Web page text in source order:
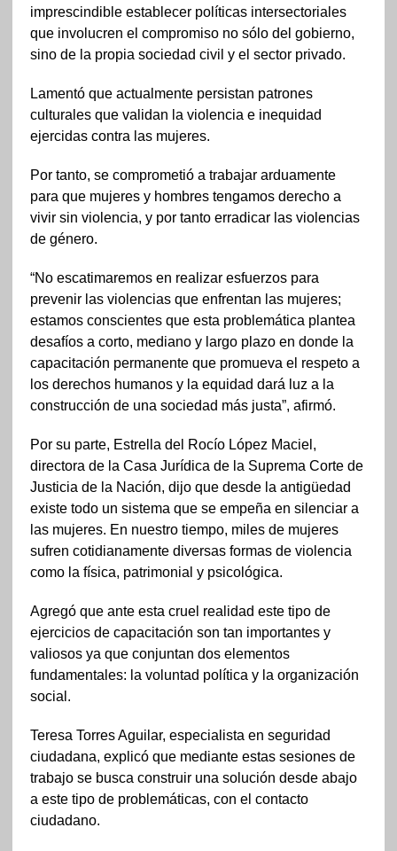
imprescindible establecer políticas intersectoriales
que involucren el compromiso no sólo del gobierno,
sino de la propia sociedad civil y el sector privado.
Lamentó que actualmente persistan patrones
culturales que validan la violencia e inequidad
ejercidas contra las mujeres.
Por tanto, se comprometió a trabajar arduamente
para que mujeres y hombres tengamos derecho a
vivir sin violencia, y por tanto erradicar las violencias
de género.
“No escatimaremos en realizar esfuerzos para
prevenir las violencias que enfrentan las mujeres;
estamos conscientes que esta problemática plantea
desafíos a corto, mediano y largo plazo en donde la
capacitación permanente que promueva el respeto a
los derechos humanos y la equidad dará luz a la
construcción de una sociedad más justa”, afirmó.
Por su parte, Estrella del Rocío López Maciel,
directora de la Casa Jurídica de la Suprema Corte de
Justicia de la Nación, dijo que desde la antigüedad
existe todo un sistema que se empeña en silenciar a
las mujeres. En nuestro tiempo, miles de mujeres
sufren cotidianamente diversas formas de violencia
como la física, patrimonial y psicológica.
Agregó que ante esta cruel realidad este tipo de
ejercicios de capacitación son tan importantes y
valiosos ya que conjuntan dos elementos
fundamentales: la voluntad política y la organización
social.
Teresa Torres Aguilar, especialista en seguridad
ciudadana, explicó que mediante estas sesiones de
trabajo se busca construir una solución desde abajo
a este tipo de problemáticas, con el contacto
ciudadano.